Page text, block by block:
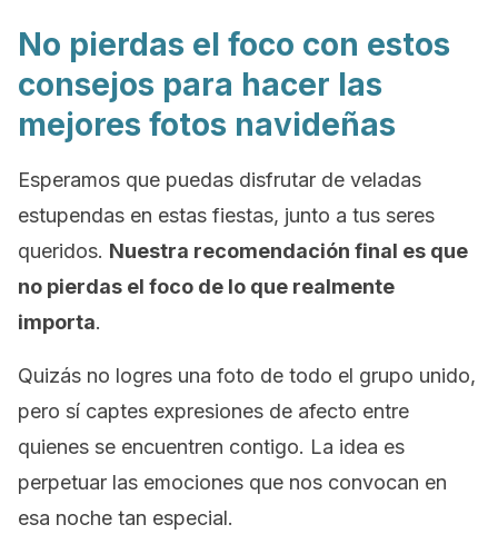
No pierdas el foco con estos
consejos para hacer las
mejores fotos navideñas
Esperamos que puedas disfrutar de veladas
estupendas en estas fiestas, junto a tus seres
queridos. Nuestra recomendación final es que
no pierdas el foco de lo que realmente
importa.
Quizás no logres una foto de todo el grupo unido,
pero sí captes expresiones de afecto entre
quienes se encuentren contigo. La idea es
perpetuar las emociones que nos convocan en
esa noche tan especial.